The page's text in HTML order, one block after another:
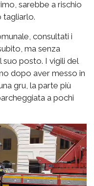
sarebbe a rischio
tagliarlo.
consultati i
ma senza
posto. I vigili del
dopo aver messo in
gru, la parte più
a pochi